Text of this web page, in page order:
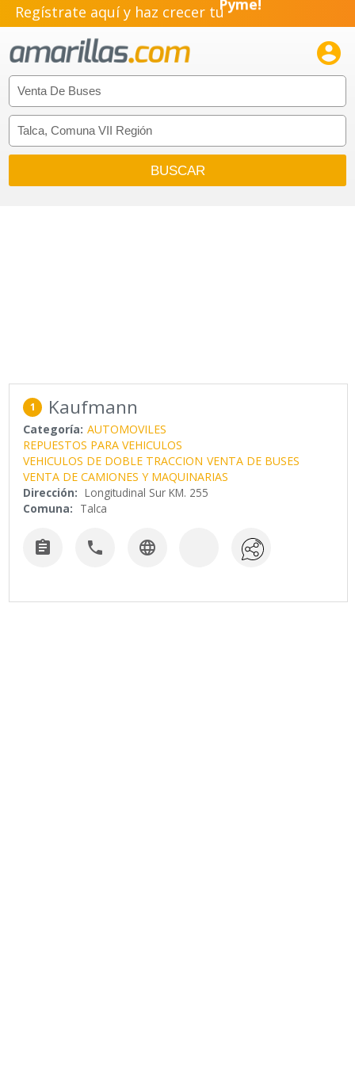
Regístrate aquí y haz crecer tuPyme!
Emprendimiento!

1 Kaufmann
Categoría: AUTOMOVILES
REPUESTOS PARA VEHICULOS
VEHICULOS DE DOBLE TRACCION VENTA DE BUSES
VENTA DE CAMIONES Y MAQUINARIAS
Dirección: Longitudinal Sur KM. 255
Comuna: Talca
  